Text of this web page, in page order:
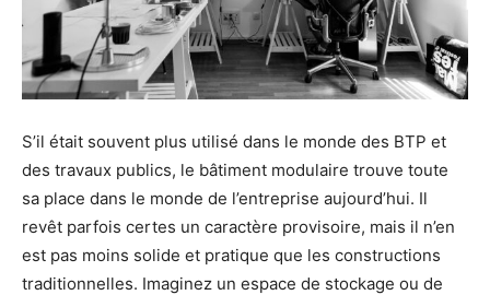
S’il était souvent plus utilisé dans le monde des BTP et
des travaux publics, le bâtiment modulaire trouve toute
sa place dans le monde de l’entreprise aujourd’hui. Il
revêt parfois certes un caractère provisoire, mais il n’en
est pas moins solide et pratique que les constructions
traditionnelles. Imaginez un espace de stockage ou de